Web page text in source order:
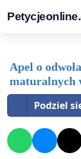
Apel o
maturalnych
Podziel